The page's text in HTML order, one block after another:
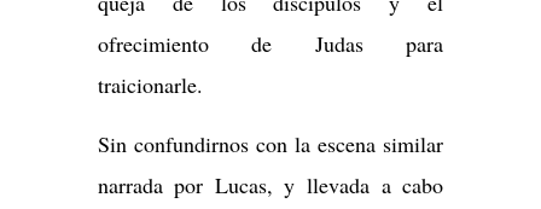
ofrecimiento de Judas para
traicionarle.
Sin confundirnos con la escena similar
narrada por Lucas, y llevada a cabo